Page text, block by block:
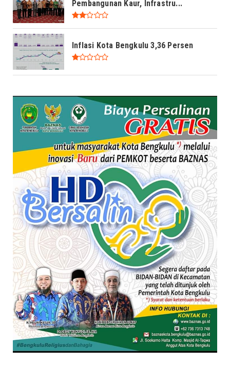
Pembangunan Kaur, Infrastru...
Inflasi Kota Bengkulu 3,36 Persen